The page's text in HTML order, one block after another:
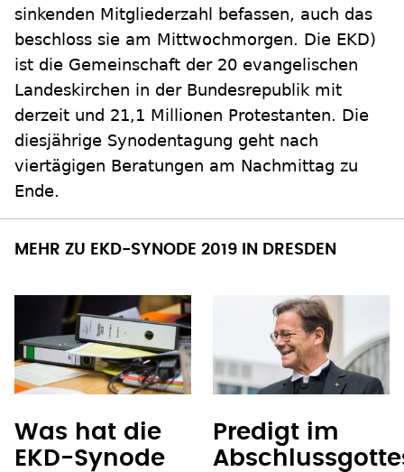
sinkenden Mitgliederzahl befassen, auch das
beschloss sie am Mittwochmorgen. Die EKD)
ist die Gemeinschaft der 20 evangelischen
Landeskirchen in der Bundesrepublik mit
derzeit und 21,1 Millionen Protestanten. Die
diesjährige Synodentagung geht nach
viertägigen Beratungen am Nachmittag zu
Ende.
MEHR ZU EKD-SYNODE 2019 IN DRESDEN
Was hat die
EKD-Synode
Predigt im